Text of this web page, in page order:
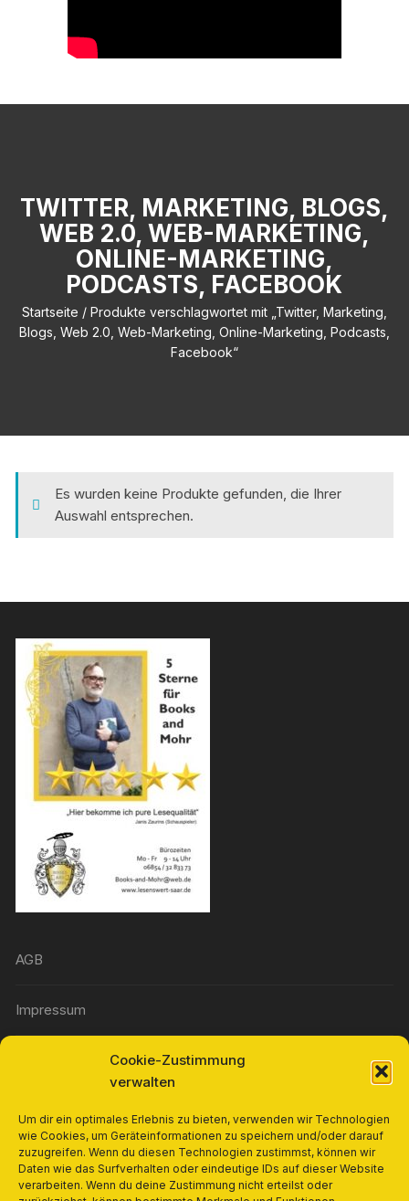
Cookie-Zustimmung
verwalten
Um dir ein optimales Erlebnis zu bieten, verwenden wir Technologien
wie Cookies, um Geräteinformationen zu speichern und/oder darauf
zuzugreifen. Wenn du diesen Technologien zustimmst, können wir
Daten wie das Surfverhalten oder eindeutige IDs auf dieser Website
verarbeiten. Wenn du deine Zustimmung nicht erteilst oder
TWITTER, MARKETING, BLOGS,
WEB 2.0, WEB-MARKETING,
ONLINE-MARKETING,
PODCASTS, FACEBOOK
Startseite / Produkte verschlagwortet mit „Twitter, Marketing,
Blogs, Web 2.0, Web-Marketing, Online-Marketing, Podcasts,
Facebook“
Es wurden keine Produkte gefunden, die Ihrer
Auswahl entsprechen.
AGB
Impressum
Widerrufsbelehrung
Cookie-Richtlinie (EU)